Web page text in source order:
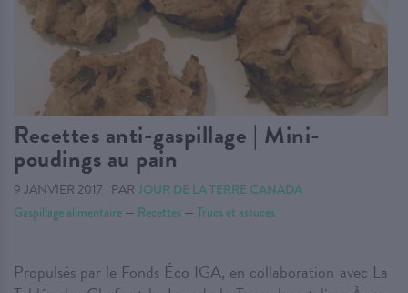
Recettes anti-gaspillage | Mini-
poudings au pain
9 JANVIER 2017 | PAR JOUR DE LA TERRE CANADA
Gaspillage alimentaire — Recettes — Trucs et astuces
Propulsés par le Fonds Éco IGA, en collaboration avec La